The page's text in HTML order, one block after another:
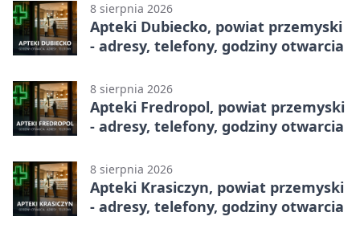
8 sierpnia 2026
Apteki Dubiecko, powiat przemyski
- adresy, telefony, godziny otwarcia
8 sierpnia 2026
Apteki Fredropol, powiat przemyski
- adresy, telefony, godziny otwarcia
8 sierpnia 2026
Apteki Krasiczyn, powiat przemyski
- adresy, telefony, godziny otwarcia